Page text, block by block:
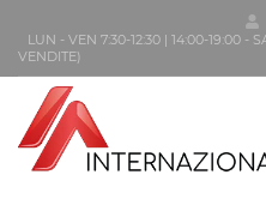
LUN - VEN 7:30-12:30 | 14:00-19:00 -
VENDITE)